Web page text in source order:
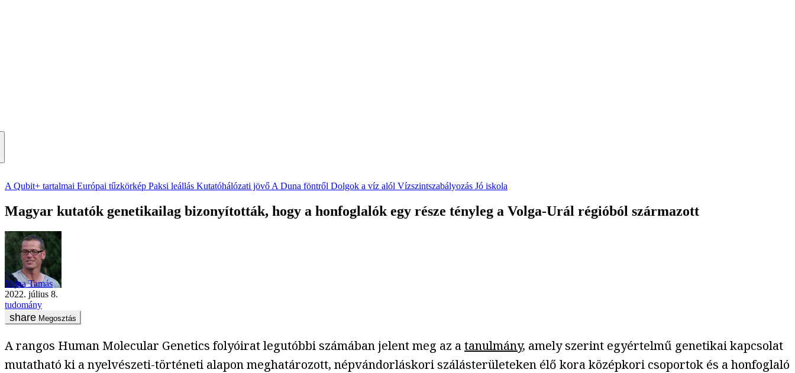
A Qubit+ tartalmai Európai tűzkörkép Paksi leállás Kutatóhálózati jövő A Duna föntről Dolgok a víz alól Vízszintszabályozás Jó iskola
Magyar kutatók genetikailag bizonyították, hogy a honfoglalók egy része tényleg a Volga-Urál régióból származott
Vajna Tamás
2022. július 8.
tudomány
Megosztás
A rangos Human Molecular Genetics folyóirat legutóbbi számában jelent meg az atanulmány, amely szerint egyértelmű genetikai kapcsolat
mutatható ki a nyelvészeti-történeti alapon meghatározott, népvándorláskori szálásterületeken élő kora középkori csoportok és a honfoglaló